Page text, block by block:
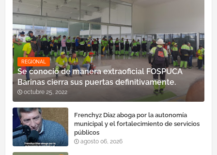
REGIONAL
Se conoció de manera extraoficial FOSPUCA
Barinas cierra sus puertas definitivamente.
octubre 25, 2022
Frenchyz Díaz aboga por la autonomía
municipal y el fortalecimiento de servicios
públicos
agosto 06, 2026